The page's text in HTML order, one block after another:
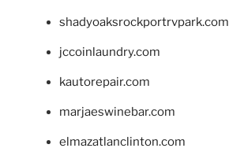
shadyoaksrockportrvpark.com
jccoinlaundry.com
kautorepair.com
marjaeswinebar.com
elmazatlanclinton.com